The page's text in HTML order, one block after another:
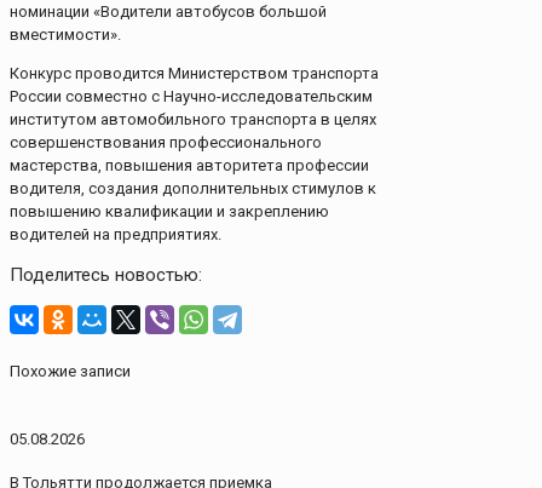
номинации «Водители автобусов большой
вместимости».
Конкурс проводится Министерством транспорта
России совместно с Научно-исследовательским
институтом автомобильного транспорта в целях
совершенствования профессионального
мастерства, повышения авторитета профессии
водителя, создания дополнительных стимулов к
повышению квалификации и закреплению
водителей на предприятиях.
Поделитесь новостью:
Похожие записи
05.08.2026
В Тольятти продолжается приемка